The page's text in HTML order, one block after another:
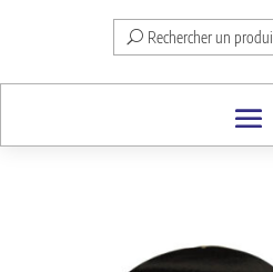
Rechercher un